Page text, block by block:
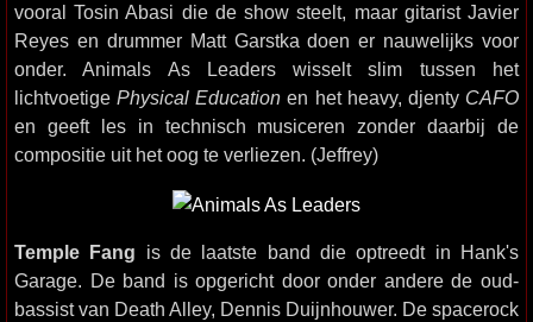
vooral Tosin Abasi die de show steelt, maar gitarist Javier
Reyes en drummer Matt Garstka doen er nauwelijks voor
onder. Animals As Leaders wisselt slim tussen het
lichtvoetigePhysical Education en het heavy, djenty CAFO
en geeft les in technisch musiceren zonder daarbij de
compositie uit het oog te verliezen. (Jeffrey)
Temple Fang is de laatste band die optreedt in Hank's
Garage. De band is opgericht door onder andere de oud-
bassist van Death Alley, Dennis Duijnhouwer. De spacerock